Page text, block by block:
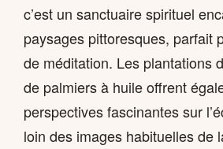
c’est un sanctuaire spirituel
paysages pittoresques, parfait
de méditation. Les plantations
de palmiers à huile offrent
perspectives fascinantes sur
loin des images habituelles de